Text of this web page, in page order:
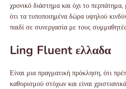
χρονικό διάστημα και όχι το
ότι τα τυποποιημένα δώρα υψηλού
παιδί σε συνεργασία με τους
Ling Fluent ελλαδα
Είναι μια πραγματική πρόκληση, ότι
καθορισμού στόχων και είναι